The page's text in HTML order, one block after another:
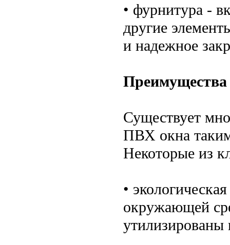
• фурнитура -
другие
и надежное
Существует
ПВХ окна
Некоторые из
•
окружающей
утилизированы